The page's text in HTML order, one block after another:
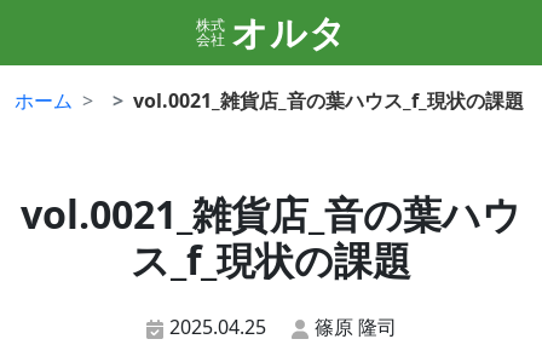
株式
会社 オルタ
ホーム vol.0021_雑貨店_音の葉ハウス_f_現状の課題
vol.0021_雑貨店_音の葉ハウ
ス_f_現状の課題
2025.04.25 篠原 隆司